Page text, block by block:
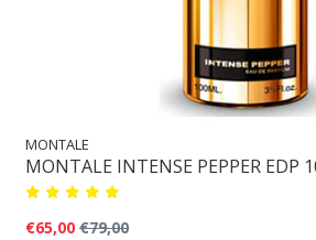
MONTALE
MONTALE INTENSE PEPPER EDP
€65,00 €79,00